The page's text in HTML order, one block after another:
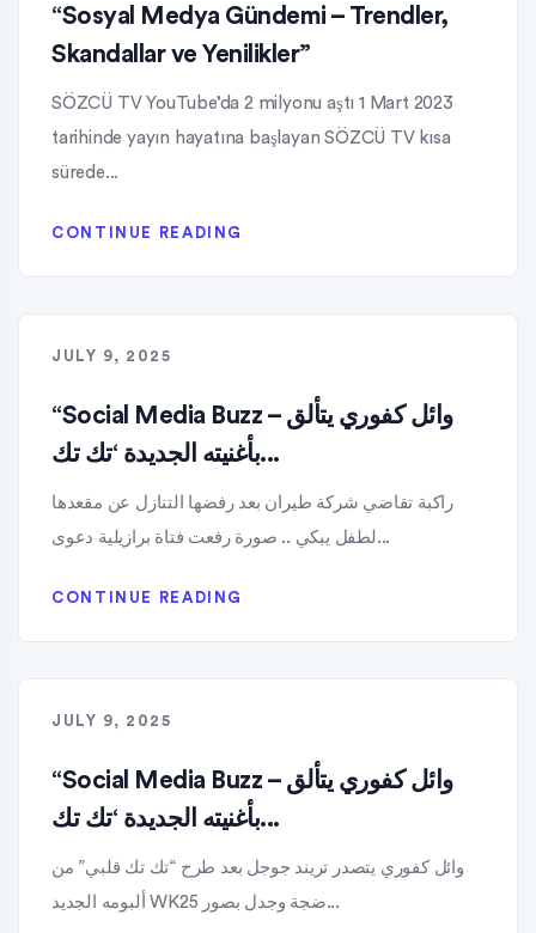
“Sosyal Medya Gündemi – Trendler,
Skandallar ve Yenilikler”
SÖZCÜ TV YouTube’da 2 milyonu aştı 1 Mart 2023
tarihinde yayın hayatına başlayan SÖZCÜ TV kısa
sürede...
CONTINUE READING
JULY 9, 2025
“Social Media Buzz – وائل كفوري يتألق
بأغنيته الجديدة ‘تك تك...
راكبة تقاضي شركة طيران بعد رفضها التنازل عن مقعدها
لطفل يبكي .. صورة رفعت فتاة برازيلية دعوى...
CONTINUE READING
JULY 9, 2025
“Social Media Buzz – وائل كفوري يتألق
بأغنيته الجديدة ‘تك تك...
وائل كفوري يتصدر تريند جوجل بعد طرح “تك تك قلبي” من
ألبومه الجديد WK25 ضجة وجدل بصور...